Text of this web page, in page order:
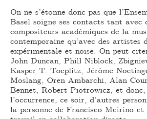
On ne s’étonne donc pas que
Basel soigne ses contacts tant avec
compositeurs académiques de la
contemporaine qu’avec des artistes
expérimentale et noise. On peut
John Duncan, Phill Niblock,
Kasper T. Toeplitz, Jérôme
Moslang, Oren Ambarchi, Alan
Bennet, Robert Piotrowicz, et donc,
l’occurrence, ce soir, d’autres
la personne de Francisco Meirino